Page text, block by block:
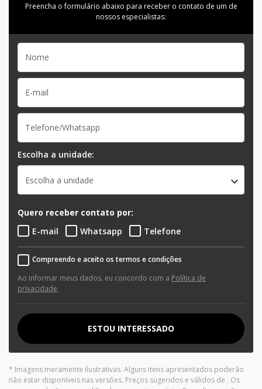
Preencha o formulário abaixo para receber o contato de um de
nossos especialistas:
Escolha a unidade:
Escolha a unidade
Quero receber contato por:
E-mail
Whatsapp Telefone
Compreendo e aceito os termos e condições
Ao informar meus dados, eu concordo com a Política de
privacidade.
ESTOU INTERESSADO
* Imagens meramente ilustrativas. Alguns itens apresentados poderão
não estar disponíveis nas versões. Preços sugeridos e válidos de . Os